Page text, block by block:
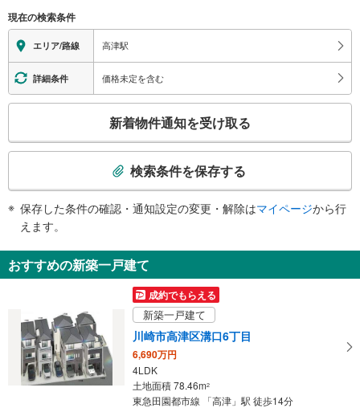
地上⇔ホーム：
１番線ホーム：×
２番線ホーム：○
現在の検索条件
エリア/路線 高津駅
詳細条件 価格未定を含む
検
知
を
新着物件通知を受け取る
検索条件を保存する
保存した条件の確認・通知設定の変更・解除はマイページから行
えます。
おすすめの新築一戸建て
成約でもらえる
新築一戸建て
川崎市高津区溝口6丁目
6,690万円
4LDK
土地面積 78.46m2
東急田園都市線 「高津」駅 徒歩14分